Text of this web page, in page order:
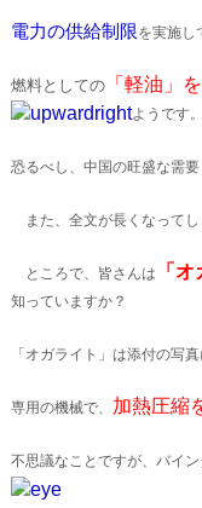
電力の供給制限を実施し
燃料としての「軽油」
ようです。
恐るべし、中国の旺盛な需
また、全文が長くなってし
ところで、皆さんは 「オ
知っていますか？
「オガライト」は添付の写
専用の機械で、 加熱圧縮
不思議なことですが、バイ